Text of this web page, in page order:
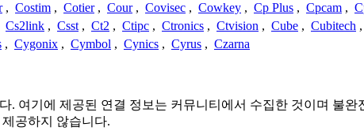
, Costim , Cotier , Cour , Covisec , Cowkey , Cp Plus , Cpcam ,
Cs2link , Csst , Ct2 , Ctipc , Ctronics , Ctvision , Cube , Cubitech ,
, Cygonix , Cymbol , Cynics , Cyrus , Czarna
. 여기에 제공된 연결 정보는 커뮤니티에서 수집한 것이며 불
공하지 않습니다.